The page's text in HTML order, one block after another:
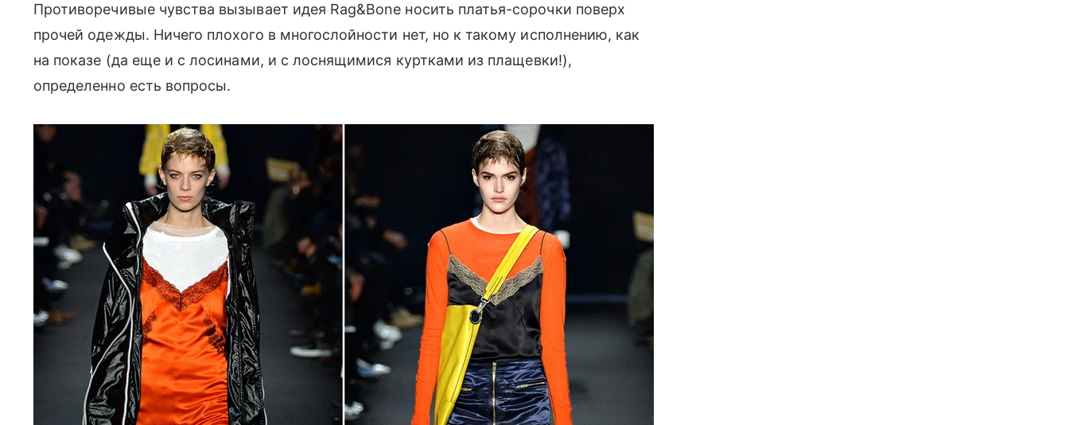
Противоречивые чувства вызывает идея Rag&Bone носить платья-сорочки поверх
прочей одежды. Ничего плохого в многослойности нет, но к такому исполнению, как
на показе (да еще и с лосинами, и с лоснящимися куртками из плащевки!),
определенно есть вопросы.